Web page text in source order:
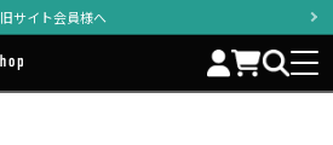
旧サイト会員様へ